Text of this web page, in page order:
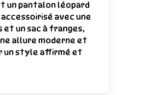
un pantalon léopard
avec une
un sac à franges,
allure moderne et
un style affirmé et